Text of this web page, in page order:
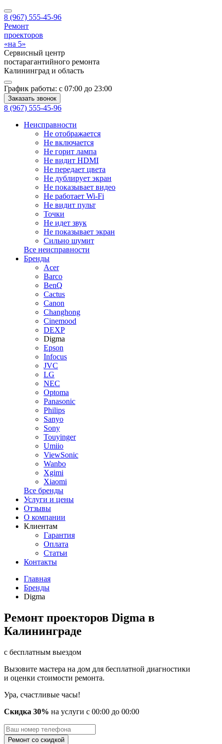
8 (967) 555-45-96
Ремонт
проекторов
«на 5»
Сервисный центр
постарагантийного ремонта
Калининград и область
График работы: с 07:00 до 23:00
Заказать звонок
8 (967) 555-45-96
Неисправности
Не отображается
Не включается
Не горит лампа
Не видит HDMI
Не передает цвета
Не дублирует экран
Не показывает видео
Не работает Wi-Fi
Не видит пульт
Точки
Не идет звук
Не показывает экран
Сильно шумит
Все неисправности
Бренды
Acer
Barco
BenQ
Cactus
Canon
Changhong
Cinemood
DEXP
Digma
Epson
Infocus
JVC
LG
NEC
Optoma
Panasonic
Philips
Sanyo
Sony
Touyinger
Umiio
ViewSonic
Wanbo
Xgimi
Xiaomi
Все бренды
Услуги и цены
Отзывы
О компании
Клиентам
Гарантия
Оплата
Статьи
Контакты
Главная
Бренды
Digma
Ремонт проекторов Digma в
Калининграде
с бесплатным выездом
Вызовите мастера на дом для бесплатной диагностики
и оценки стоимости ремонта.
Ура, счастливые часы!
Скидка 30% на услуги с 00:00 до 00:00